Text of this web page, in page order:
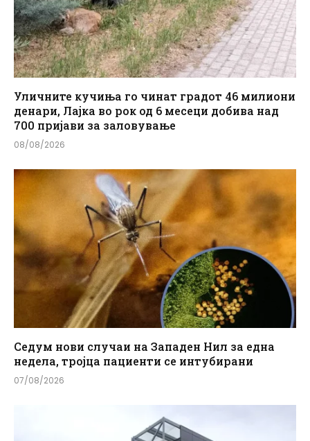
Уличните кучиња го чинат градот 46 милиони
денари, Лајка во рок од 6 месеци добива над
700 пријави за заловување
08/08/2026
Седум нови случаи на Западен Нил за една
недела, тројца пациенти се интубирани
07/08/2026